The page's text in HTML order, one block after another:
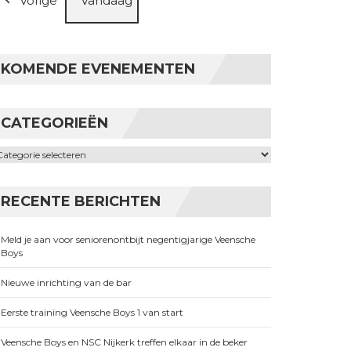
KOMENDE EVENEMENTEN
CATEGORIEËN
RECENTE BERICHTEN
Meld je aan voor seniorenontbijt negentigjarige Veensche
Boys
Nieuwe inrichting van de bar
Eerste training Veensche Boys 1 van start
Veensche Boys en NSC Nijkerk treffen elkaar in de beker